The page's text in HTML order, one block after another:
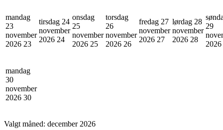
mandag
23
november
2026 23
tirsdag 24
november
2026 24
onsdag
25
november
2026 25
torsdag
26
november
2026 26
fredag 27
november
2026 27
lørdag 28
november
2026 28
29
2026
mandag
30
november
2026 30
Valgt måned: december 2026